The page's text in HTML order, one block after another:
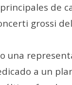
de
grossi
una
a un